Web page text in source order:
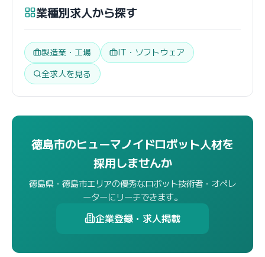
業種別求人から探す
製造業・工場
IT・ソフトウェア
全求人を見る
徳島市のヒューマノイドロボット人材を
採用しませんか
徳島県・徳島市エリアの優秀なロボット技術者・オペレ
ーターにリーチできます。
企業登録・求人掲載